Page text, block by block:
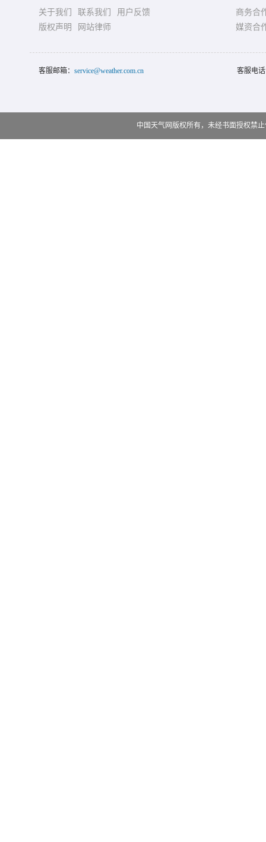
关于我们 联系我们
用户反馈
版权声明
网站律师
商务合
媒资合
客服邮箱： service@weather.com.cn 客服电
中国天气网版权所有，未经书面授权